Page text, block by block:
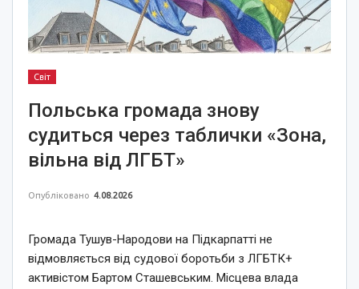
Світ
Польська громада знову
судиться через таблички «Зона,
вільна від ЛГБТ»
Опубліковано 4.08.2026
Громада Тушув-Народови на Підкарпатті не
відмовляється від судової боротьби з ЛГБТК+
активістом Бартом Сташевським. Місцева влада